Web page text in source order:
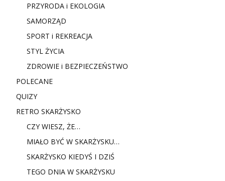
PRZYRODA i EKOLOGIA
SAMORZĄD
SPORT i REKREACJA
STYL ŻYCIA
ZDROWIE i BEZPIECZEŃSTWO
POLECANE
QUIZY
RETRO SKARŻYSKO
CZY WIESZ, ŻE…
MIAŁO BYĆ W SKARŻYSKU…
SKARŻYSKO KIEDYŚ I DZIŚ
TEGO DNIA W SKARŻYSKU